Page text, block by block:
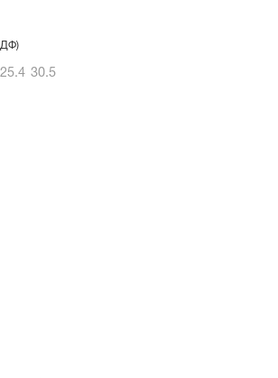
25.4 30.5